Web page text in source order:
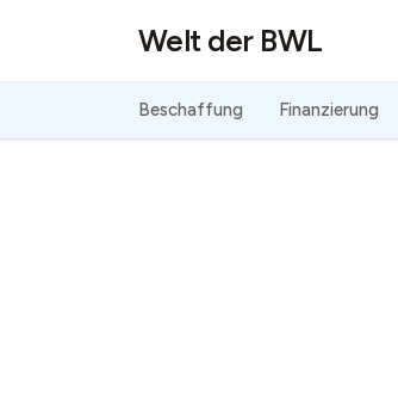
Welt der BWL
Beschaffung Finanzierung